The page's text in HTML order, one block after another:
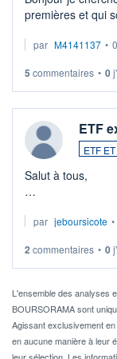
premières et qui
par M4141137 •
5 commentaires • 0
ETF
ETF
Salut à tous,
via un ETF plutôt
Idéalement, je
Pour l' ...
par jeboursicote •
2 commentaires • 0
L'ensemble des analyses
BOURSORAMA sont
Agissant exclusivement
en aucune manière à leur